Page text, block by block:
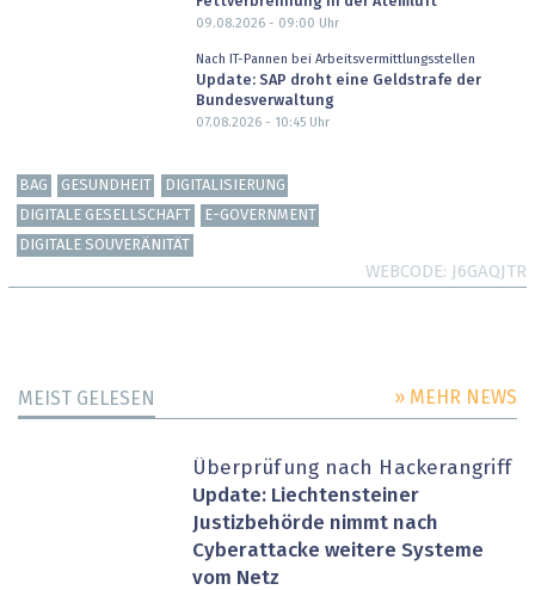
09.08.2026 - 09:00 Uhr
Nach IT-Pannen bei Arbeitsvermittlungsstellen
Update: SAP droht eine Geldstrafe der
Bundesverwaltung
07.08.2026 - 10:45Uhr
BAG GESUNDHEIT
DIGITALISIERUNG
DIGITALE GESELLSCHAFT
E-GOVERNMENT
DIGITALE SOUVERÄNITÄT
WEBCODE J6GAQJTR
MEIST GELESEN » MEHR NEWS
Überprüfung nach Hackerangriff
Update: Liechtensteiner
Justizbehörde nimmt nach
Cyberattacke weitere Systeme
vom Netz